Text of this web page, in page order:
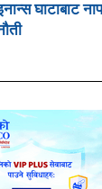
घाटाबाट